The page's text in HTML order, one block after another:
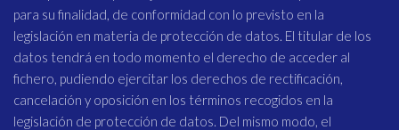
para su finalidad, de conformidad con lo previsto en la
legislación en materia de protección de datos. El titular de los
datos tendrá en todo momento el derecho de acceder al
fichero, pudiendo ejercitar los derechos de rectificación,
cancelación y oposición en los términos recogidos en la
legislación de protección de datos. Del mismo modo, el